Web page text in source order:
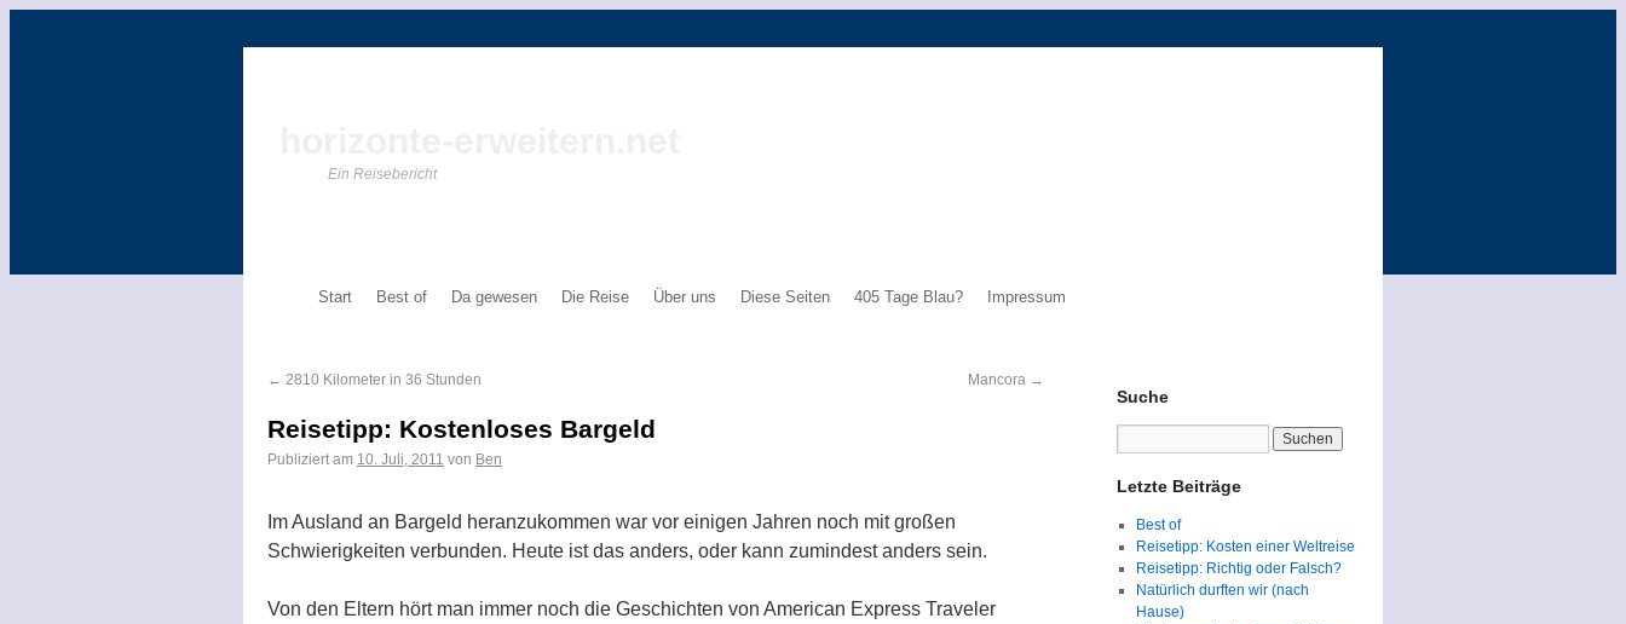
Ein Reisebericht
Start Best of Da gewesen Die Reise Über uns Diese Seiten 405 Tage Blau? Impressum
← 2810 Kilometer in 36 Stunden Mancora →
Reisetipp: Kostenloses Bargeld
Publiziert am 10. Juli, 2011 von Ben
Im Ausland an Bargeld heranzukommen war vor einigen Jahren noch mit großen
Schwierigkeiten verbunden. Heute ist das anders, oder kann zumindest anders sein.
Von den Eltern hört man immer noch die Geschichten von American Express Traveler
Suche
Letzte Beiträge
Best of
Reisetipp: Kosten einer Weltreise
Reisetipp: Richtig oder Falsch?
Natürlich durften wir (nach
Hause)